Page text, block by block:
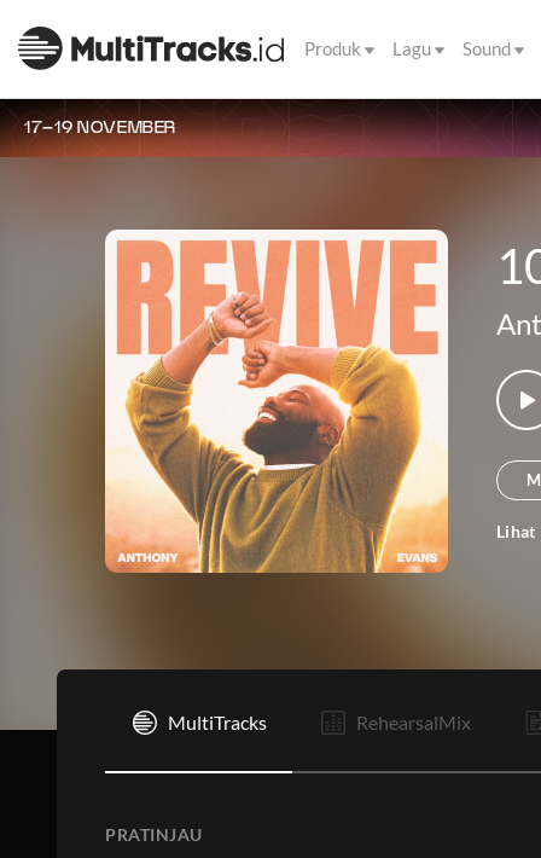
Produk Lagu Sound
17–19 NOVEMBER
Lihat
MultiTracks RehearsalMix
PRATINJAU